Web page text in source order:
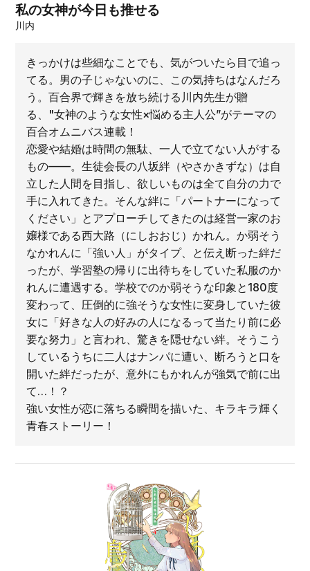
きっかけは些細なことでも、気がついたら目で追っ
てる。男の子じゃないのに、この気持ちはなんだろ
う。百合界で輝きを放ち続ける川内先生が贈
る、"女神のような女性×悩める主人公”がテーマの
百合オムニバス連載！
恋愛や結婚は時間の無駄、一人で立てない人がする
もの——。生徒会長の八坂絆（やさかきずな）は自
立した人間を目指し、欲しいものは全て自分の力で
手に入れてきた。そんな絆に「パートナーになって
ください」とアプローチしてきたのは経営一家のお
嬢様である西大路（にしおおじ）かれん。か弱そう
なかれんに「強い人」がタイプ、と伝え断った絆だ
ったが、学習塾の帰りに出待ちをしていた私服のか
れんに遭遇する。学校でのか弱そうな印象と180度
変わって、圧倒的に強そうな女性に変身していた彼
女に「好きな人の好みの人になるって当たり前に必
要な努力」と言われ、驚きを隠せない絆。そうこう
しているうちに二人はナンパに遭い、断ろうと口を
開いた絆だったが、意外にもかれんが強気で前に出
て…！？
強い女性が恋に落ちる瞬間を描いた、キラキラ輝く
青春ストーリー！
私の女神が今日も推せる
川内